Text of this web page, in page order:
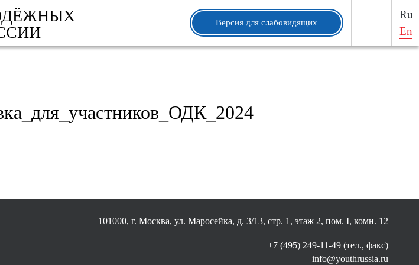
Ru
En
Версия для слабовидящих
101000, г. Москва, ул. Маросейка, д. 3/13, стр. 1, этаж 2, пом. I, комн. 12
+7 (495) 249-11-49 (тел., факс)
info@youthrussia.ru